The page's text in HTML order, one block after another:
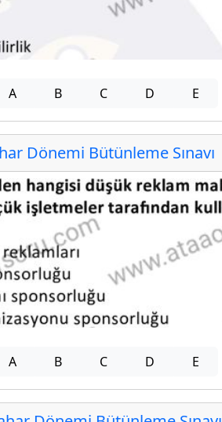
A B C D E
Dönemi Bütünleme Sınavı
A B C D E